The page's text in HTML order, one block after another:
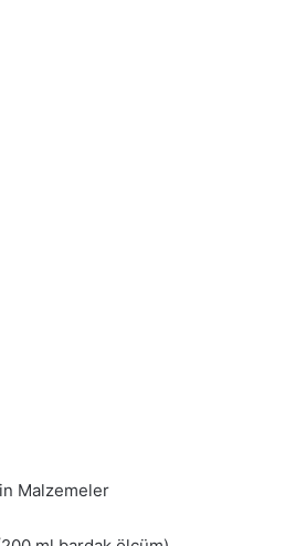
Malzemeler